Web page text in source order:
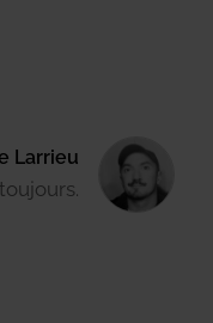
Larrieu